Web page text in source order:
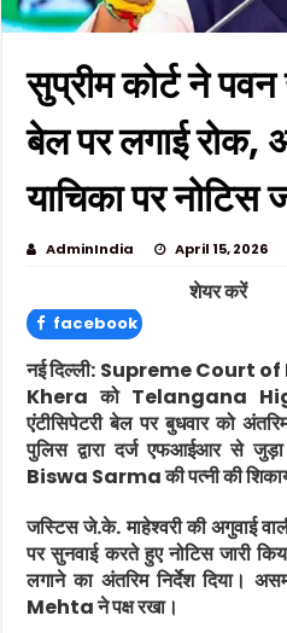
सुप्रीम कोर्ट ने
बेल पर लगाई रोक,
याचिका पर नोटिस
AdminIndia April 15, 2026
शेयर करें
facebook
नई दिल्ली: Supreme Court
Khera को Telangana
एंटीसिपेटरी बेल पर बुधवार को
पुलिस द्वारा दर्ज एफआईआर से
Biswa Sarmaकी पत्नी की
जस्टिस जे.के. माहेश्वरी की अगुवाई
पर सुनवाई करते हुए नोटिस जारी
लगाने का अंतरिम निर्देश दिया।
Mehtaने पक्ष रखा।